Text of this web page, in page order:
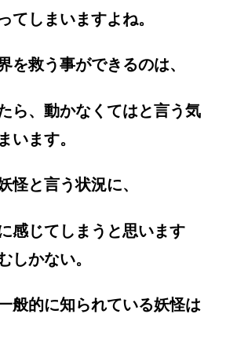
てしまいますよね。
を救う事ができるのは、
ら、動かなくてはと言う気
います。
怪と言う状況に、
感じてしまうと思います
しかない。
般的に知られている妖怪は